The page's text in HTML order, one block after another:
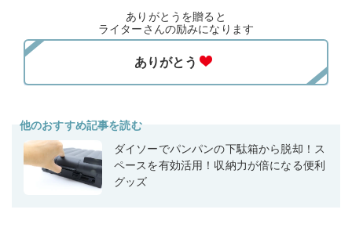
ありがとうを贈ると
ライターさんの励みになります
他のおすすめ記事を読む
ダイソーでパンパンの下駄箱から脱却！ス
ペースを有効活用！収納力が倍になる便利
グッズ